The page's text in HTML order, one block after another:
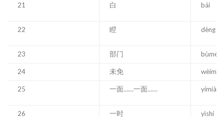
21 白 bái
22 瞪 dèng
23 部门 bùmén
24 未免
25 一面……一面…… yímiàn
26 一时 yìshí